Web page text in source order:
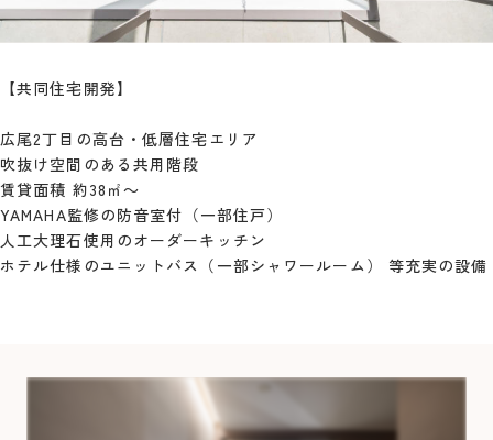
【共同住宅開発】
広尾2丁目の高台・低層住宅エリア
吹抜け空間のある共用階段
賃貸面積 約38㎡～
YAMAHA監修の防音室付（一部住戸）
人工大理石使用のオーダーキッチン
ホテル仕様のユニットバス（一部シャワールーム） 等充実の設備